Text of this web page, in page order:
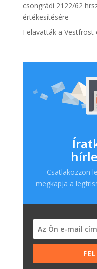
csongrádi 2122/62
értékesítésére
Felavatták a Vestfrost
Csatlakozzon
megkapja a